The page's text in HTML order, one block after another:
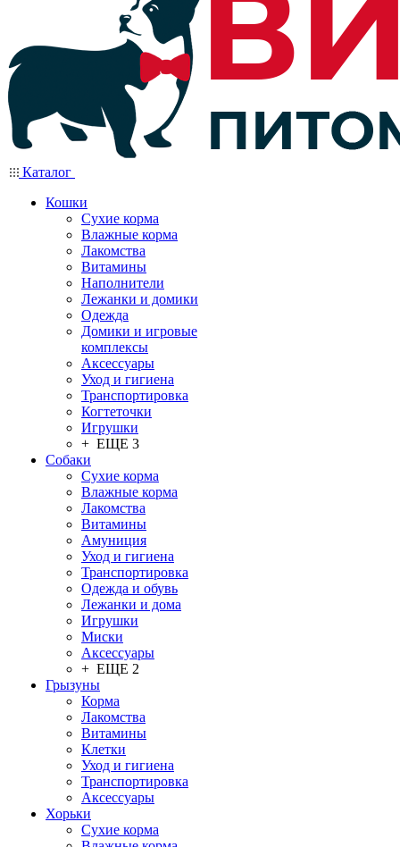
Каталог
Кошки
Сухие корма
Влажные корма
Лакомства
Витамины
Наполнители
Лежанки и домики
Одежда
Домики и игровые
комплексы
Аксессуары
Уход и гигиена
Транспортировка
Когтеточки
Игрушки
+ ЕЩЕ 3
Собаки
Сухие корма
Влажные корма
Лакомства
Витамины
Амуниция
Уход и гигиена
Транспортировка
Одежда и обувь
Лежанки и дома
Игрушки
Миски
Аксессуары
+ ЕЩЕ 2
Грызуны
Корма
Лакомства
Витамины
Клетки
Уход и гигиена
Транспортировка
Аксессуары
Хорьки
Сухие корма